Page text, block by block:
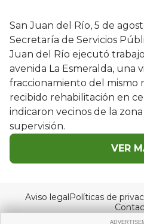
San Juan del Río, 5 de
Secretaría de Servicios
Juan del Río ejecutó
avenida La Esmeralda, una
fraccionamiento del mismo
recibido rehabilitación en
indicaron vecinos de la
supervisión.
VER
Aviso legalPolíticas de